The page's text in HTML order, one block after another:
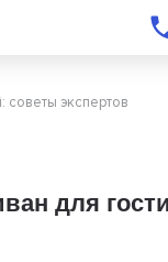
советы экспертов
для